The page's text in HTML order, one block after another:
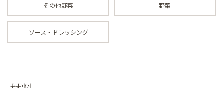
その他野菜 野菜
ソース・ドレッシング